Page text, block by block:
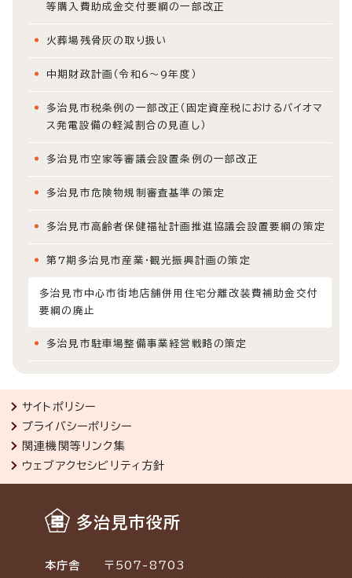
等購入費助成金交付要綱の一部改正
火葬場残骨灰の取り扱い
中期財政計画（令和6～9年度）
多治見市税条例の一部改正（固定資産税におけるバイオマ
ス発電設備の軽減割合の見直し）
多治見市空家等審議会設置条例の一部改正
多治見市危険物規制審査基準の策定
多治見市高齢者保健福祉計画推進協議会設置要綱の策定
第7期多治見市産業・観光振興計画の策定
多治見市中心市街地店舗併用住宅分離改装費補助金交付
要綱の廃止
多治見市駐車場整備事業経営戦略の策定
サイトポリシー
プライバシーポリシー
関連機関等リンク集
ウェブアクセシビリティ方針
多治見市役所
本庁舎
〒507-8703